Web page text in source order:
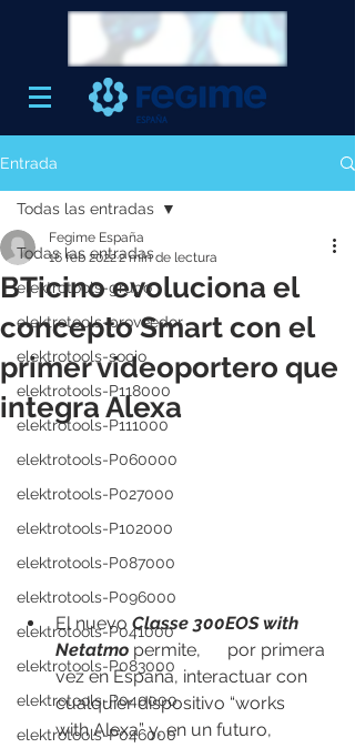
Entrada
Todas las entradas
elektrotools-grupo
elektrotools-proveedor
elektrotools-socio
elektrotools-P118000
elektrotools-P111000
elektrotools-P060000
elektrotools-P027000
elektrotools-P102000
elektrotools-P087000
elektrotools-P096000
elektrotools-P041000
elektrotools-P083000
elektrotools-P040000
elektrotools-P046000
Todas las entradas
BTicino evoluciona el
concepto Smart con el
primer videoportero que
integra Alexa
Fegime España
16 feb 20222 min de lectura
El nuevo Classe 300EOS with
Netatmo permite,      por primera
vez en España, interactuar con
cualquier dispositivo “works
with Alexa” y, en un futuro,